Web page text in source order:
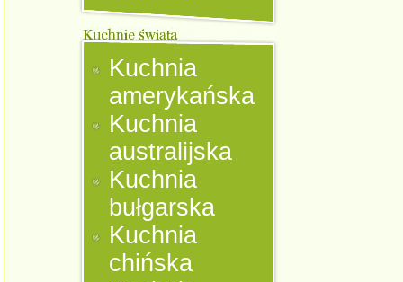
Kuchnia
amerykańska
Kuchnia
australijska
Kuchnia
bułgarska
Kuchnia
chińska